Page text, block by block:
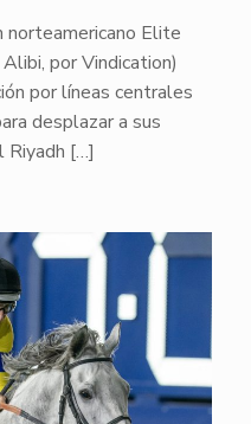
norteamericano Elite
por Vindication)
por líneas centrales
desplazar a sus
Riyadh […]